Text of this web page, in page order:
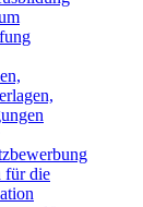
für die